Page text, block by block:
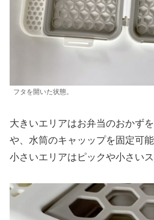
フタを開いた状態。
大きいエリアはお弁当のおかず
や、水筒のキャッップを固定可能
小さいエリアはピックや小さい